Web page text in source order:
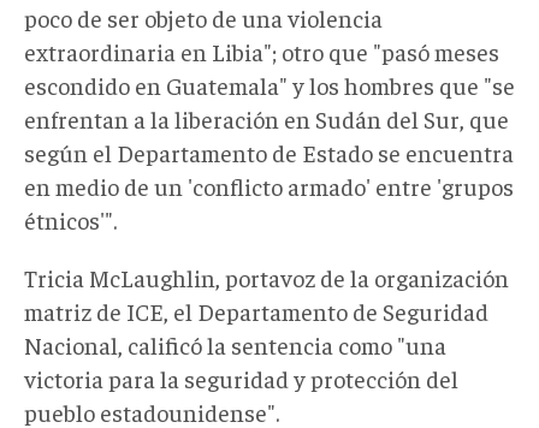
poco de ser objeto de una violencia
extraordinaria en Libia"; otro que "pasó meses
escondido en Guatemala" y los hombres que "se
enfrentan a la liberación en Sudán del Sur, que
según el Departamento de Estado se encuentra
en medio de un 'conflicto armado' entre 'grupos
étnicos'".
Tricia McLaughlin, portavoz de la organización
matriz de ICE, el Departamento de Seguridad
Nacional, calificó la sentencia como "una
victoria para la seguridad y protección del
pueblo estadounidense".